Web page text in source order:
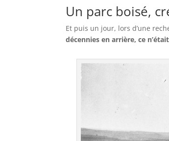
Un parc boisé,
Et puis un jour, lors d’une
décennies en arrière, ce